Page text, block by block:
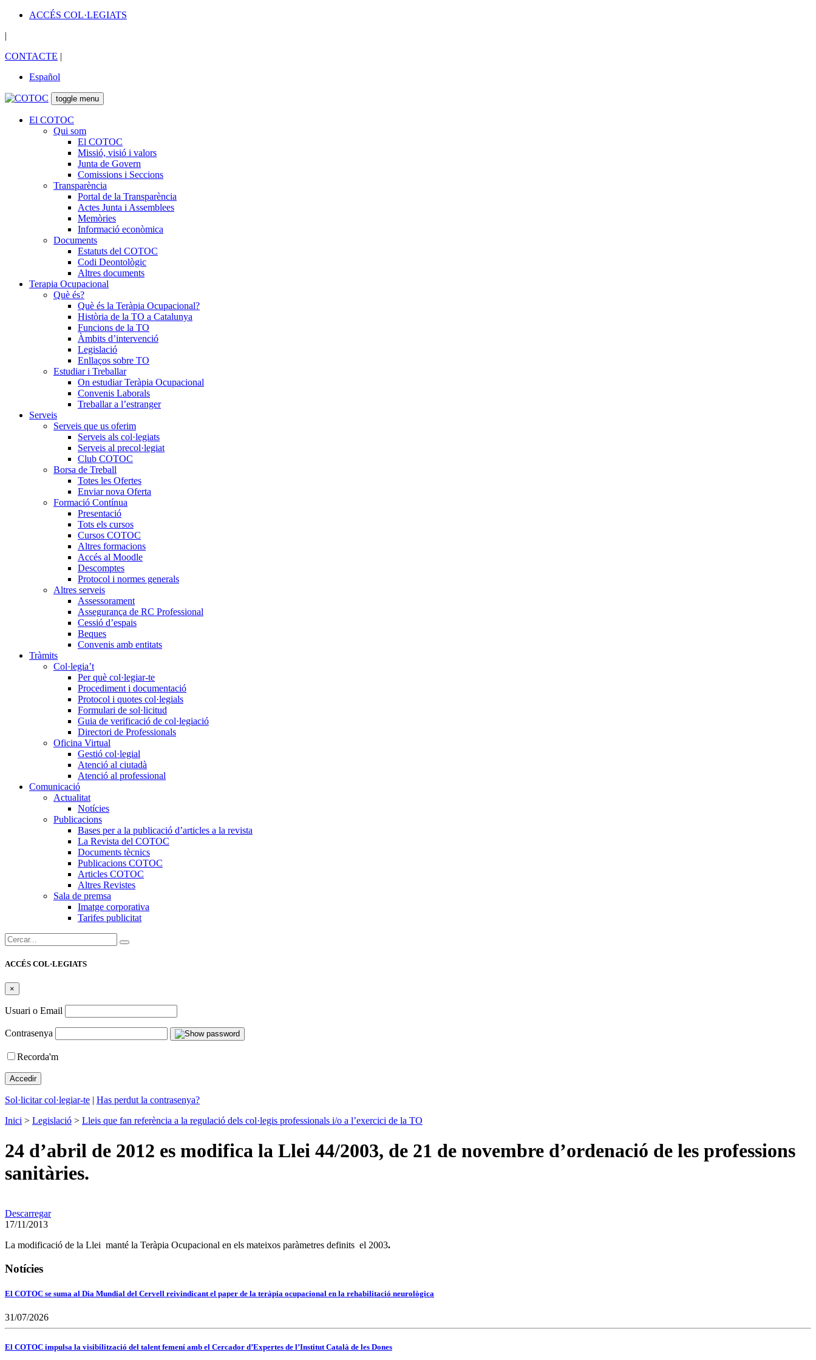
ACCÉS COL·LEGIATS
|
CONTACTE |
Español
toggle menu
El COTOC
Qui som
El COTOC
Missió, visió i valors
Junta de Govern
Comissions i Seccions
Transparència
Portal de la Transparència
Actes Junta i Assemblees
Memòries
Informació econòmica
Documents
Estatuts del COTOC
Codi Deontològic
Altres documents
Terapia Ocupacional
Què és?
Què és la Teràpia Ocupacional?
Història de la TO a Catalunya
Funcions de la TO
Àmbits d’intervenció
Legislació
Enllaços sobre TO
Estudiar i Treballar
On estudiar Teràpia Ocupacional
Convenis Laborals
Treballar a l’estranger
Serveis
Serveis que us oferim
Serveis als col·legiats
Serveis al precol·legiat
Club COTOC
Borsa de Treball
Totes les Ofertes
Enviar nova Oferta
Formació Contínua
Presentació
Tots els cursos
Cursos COTOC
Altres formacions
Accés al Moodle
Descomptes
Protocol i normes generals
Altres serveis
Assessorament
Assegurança de RC Professional
Cessió d’espais
Beques
Convenis amb entitats
Tràmits
Col·legia’t
Per què col·legiar-te
Procediment i documentació
Protocol i quotes col·legials
Formulari de sol·licitud
Guia de verificació de col·legiació
Directori de Professionals
Oficina Virtual
Gestió col·legial
Atenció al ciutadà
Atenció al professional
Comunicació
Actualitat
Notícies
Publicacions
Bases per a la publicació d’articles a la revista
La Revista del COTOC
Documents tècnics
Publicacions COTOC
Articles COTOC
Altres Revistes
Sala de premsa
Imatge corporativa
Tarifes publicitat
Cercar:
ACCÉS COL·LEGIATS
×
Usuari o Email
Contrasenya
Recorda'm
Sol·licitar col·legiar-te | Has perdut la contrasenya?
Inici > Legislació > Lleis que fan referència a la regulació dels col·legis professionals i/o a l’exercici de la TO
24 d’abril de 2012 es modifica la Llei 44/2003, de 21 de novembre d’ordenació de les professions
sanitàries.
Descarregar
17/11/2013
La modificació de la Llei manté la Teràpia Ocupacional en els mateixos paràmetres definits el 2003.
Notícies
El COTOC se suma al Dia Mundial del Cervell reivindicant el paper de la teràpia ocupacional en la rehabilitació neurològica
31/07/2026
El COTOC impulsa la visibilització del talent femení amb el Cercador d’Expertes de l’Institut Català de les Dones